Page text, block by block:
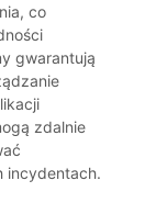
co
gwarantują
zdalnie
incydentach.